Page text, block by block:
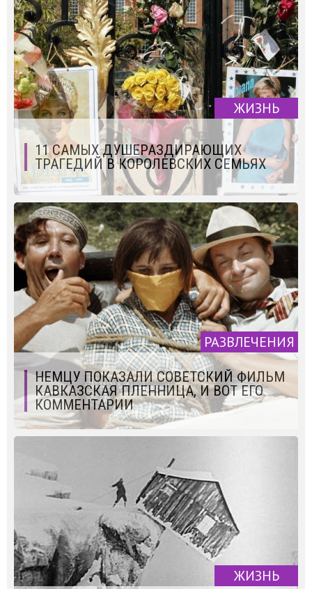
ЖИЗНЬ
11 САМЫХ ДУШЕРАЗДИРАЮЩИХ
ТРАГЕДИЙ В КОРОЛЕВСКИХ СЕМЬЯХ
РАЗВЛЕЧЕНИЯ
НЕМЦУ ПОКАЗАЛИ СОВЕТСКИЙ ФИЛЬМ
КАВКАЗСКАЯ ПЛЕННИЦА, И ВОТ ЕГО
КОММЕНТАРИИ
ЖИЗНЬ